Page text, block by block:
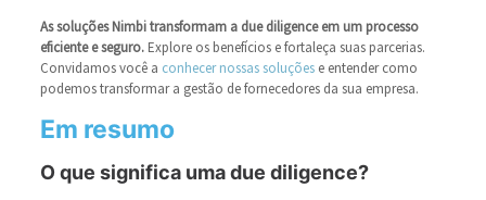
As soluções Nimbi transformam a due diligence em um processo
eficiente e seguro.Explore os benefícios e fortaleça suas parcerias.
Convidamos você a conhecer nossas soluçõese entender como
podemos transformar a gestão de fornecedores da sua empresa.
Em resumo
O que significa uma due diligence?